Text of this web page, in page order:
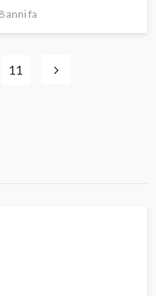
8 anni fa
11